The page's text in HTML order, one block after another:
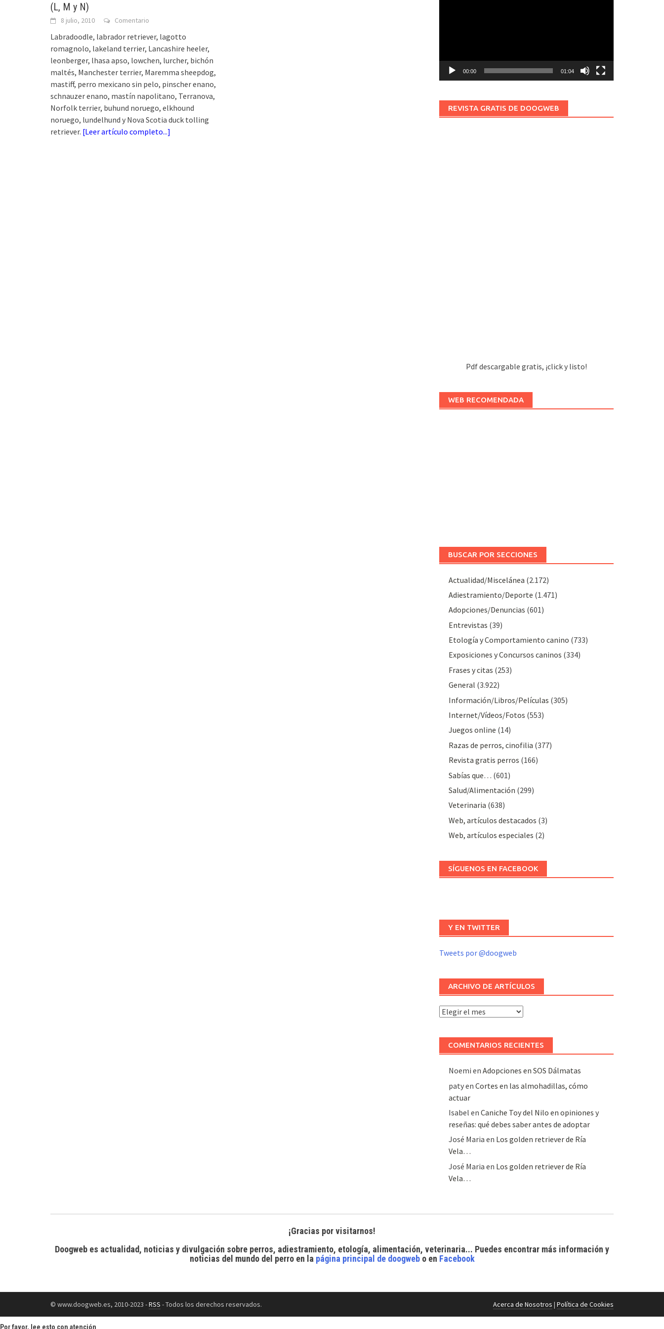
(L, M y N)
8 julio, 2010 Comentario
Labradoodle, labrador retriever, lagotto
romagnolo, lakeland terrier, Lancashire heeler,
leonberger, lhasa apso, lowchen, lurcher, bichón
maltés, Manchester terrier, Maremma sheepdog,
mastiff, perro mexicano sin pelo, pinscher enano,
schnauzer enano, mastín napolitano, Terranova,
Norfolk terrier, buhund noruego, elkhound
noruego, lundelhund y Nova Scotia duck tolling
retriever. [Leer artículo completo...]
00:00 01:04
REVISTA GRATIS DE DOOGWEB
Pdf descargable gratis, ¡click y listo!
WEB RECOMENDADA
BUSCAR POR SECCIONES
Actualidad/Miscelánea (2.172)
Adiestramiento/Deporte (1.471)
Adopciones/Denuncias (601)
Entrevistas (39)
Etología y Comportamiento canino (733)
Exposiciones y Concursos caninos (334)
Frases y citas (253)
General (3.922)
Información/Libros/Películas (305)
Internet/Vídeos/Fotos (553)
Juegos online (14)
Razas de perros, cinofilia (377)
Revista gratis perros (166)
Sabías que… (601)
Salud/Alimentación (299)
Veterinaria (638)
Web, artículos destacados (3)
Web, artículos especiales (2)
SÍGUENOS EN FACEBOOK
Y EN TWITTER
Tweets por @doogweb
ARCHIVO DE ARTÍCULOS
Archivo
artículos
COMENTARIOS RECIENTES
Noemi en Adopciones en SOS Dálmatas
patyen Cortes en las almohadillas, cómo
actuar
Isabel en Caniche Toy del Nilo en opiniones y
reseñas: qué debes saber antes de adoptar
José Maria en Los golden retriever de Ría
Vela…
José Maria en Los golden retriever de Ría
Vela…
¡Gracias por visitarnos!
Doogweb es actualidad, noticias y divulgación sobre perros, adiestramiento, etología, alimentación, veterinaria... Puedes encontrar más información y
noticias del mundo del perroen la página principal de doogwebo en Facebook
© www.doogweb.es, 2010-2023 -RSS - Todos los derechos reservados. Acerca de Nosotros | Política de Cookies
Por favor, lee esto con atención